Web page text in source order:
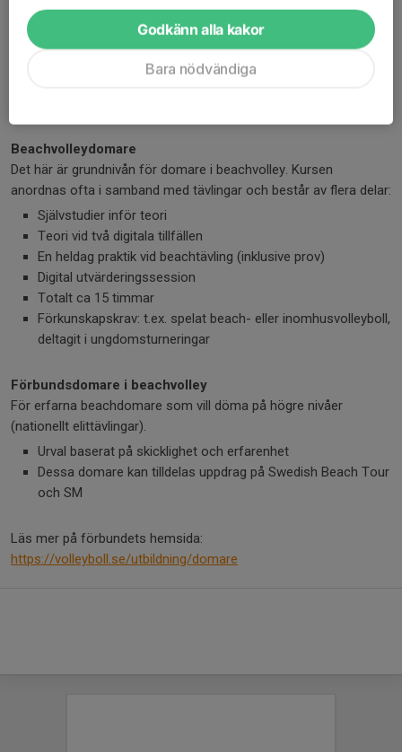
Elitdomare
Längre utbildning med teori, praktik och prov
Beachvolleydomare
Det här är grundnivån för domare i beachvolley. Kursen
anordnas ofta i samband med tävlingar och består av flera delar:
Självstudier inför teori
Teori vid två digitala tillfällen
En heldag praktik vid beachtävling (inklusive prov)
Digital utvärderingssession
Totalt ca 15 timmar
Förkunskapskrav: t.ex. spelat beach- eller inomhusvolleyboll,
deltagit i ungdomsturneringar
Förbundsdomare i beachvolley
För erfarna beachdomare som vill döma på högre nivåer
(nationellt elittävlingar).
Urval baserat på skicklighet och erfarenhet
Dessa domare kan tilldelas uppdrag på Swedish Beach Tour
och SM
Läs mer på förbundets hemsida:
https://volleyboll.se/utbildning/domare
Godkänn alla kakor
Bara nödvändiga